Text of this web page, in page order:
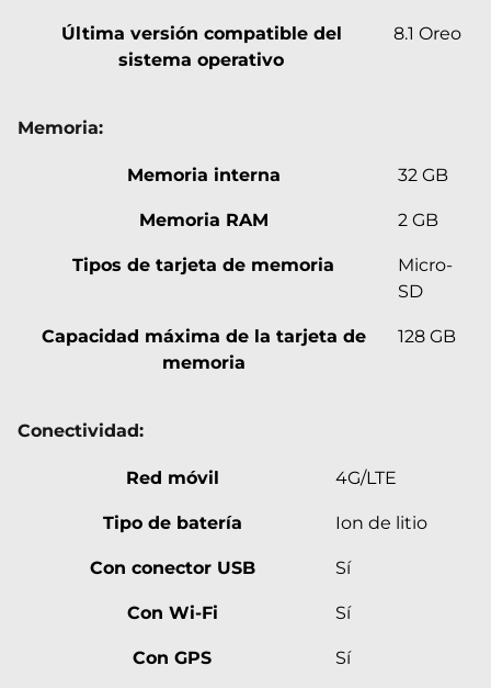
Última versión compatible del
sistema operativo
8.1 Oreo
Memoria:
Memoria interna 32 GB
Memoria RAM 2 GB
Tipos de tarjeta de memoria
Micro-
SD
Capacidad máxima de la tarjeta de
memoria
128 GB
Conectividad:
Red móvil 4G/LTE
Tipo de batería Ion de litio
Con conector USB Sí
Con Wi-Fi Sí
Con GPS Sí